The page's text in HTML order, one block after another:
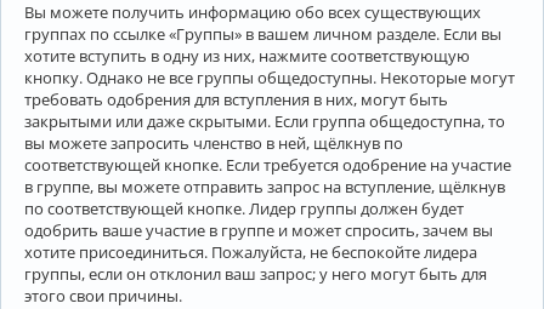
Вы можете получить информацию обо всех существующих
группах по ссылке «Группы» в вашем личном разделе. Если вы
хотите вступить в одну из них, нажмите соответствующую
кнопку. Однако не все группы общедоступны. Некоторые могут
требовать одобрения для вступления в них, могут быть
закрытыми или даже скрытыми. Если группа общедоступна, то
вы можете запросить членство в ней, щёлкнув по
соответствующей кнопке. Если требуется одобрение на участие
в группе, вы можете отправить запрос на вступление, щёлкнув
по соответствующей кнопке. Лидер группы должен будет
одобрить ваше участие в группе и может спросить, зачем вы
хотите присоединиться. Пожалуйста, не беспокойте лидера
группы, если он отклонил ваш запрос; у него могут быть для
этого свои причины.